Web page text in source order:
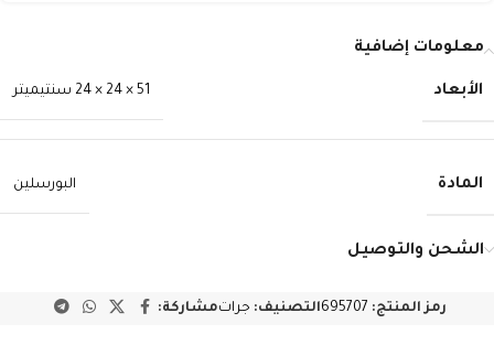
معلومات إضافية
الأبعاد 51 × 24 × 24 سنتيميتر
المادة البورسلين
الشحن والتوصيل
رمز المنتج: 695707التصنيف: جراتمشاركة: